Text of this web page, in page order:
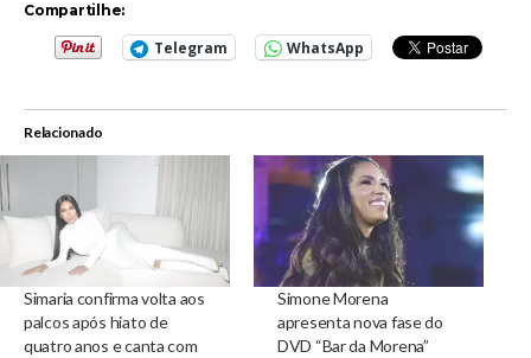
Compartilhe:
Telegram WhatsApp
Relacionado
Simaria confirma volta aos
palcos após hiato de
quatro anos e canta com
Simone Morena
apresenta nova fase do
DVD “Bar da Morena”